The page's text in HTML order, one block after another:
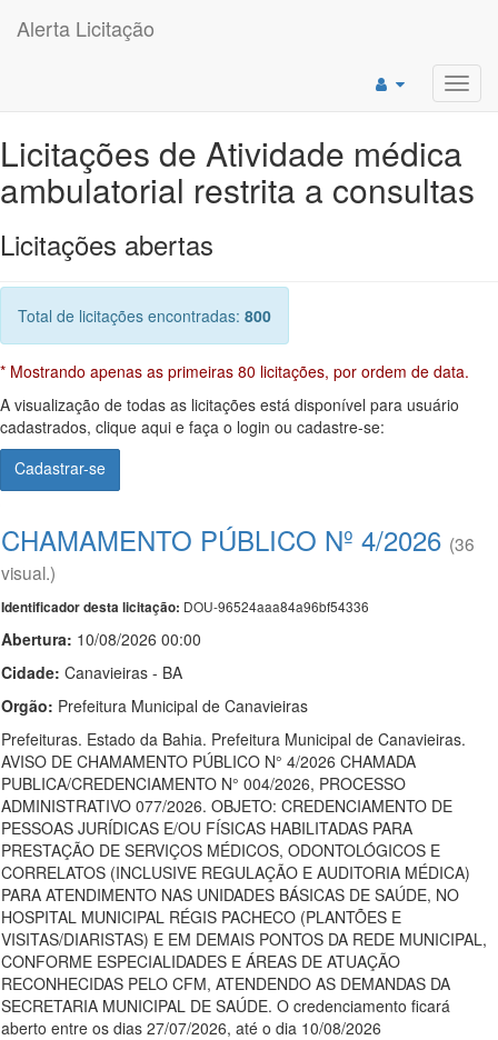
Alerta Licitação
Licitações de Atividade médica
ambulatorial restrita a consultas
Licitações abertas
Total de licitações encontradas: 800
* Mostrando apenas as primeiras 80 licitações, por ordem de data.
A visualização de todas as licitações está disponível para usuário
cadastrados, clique aqui e faça o login ou cadastre-se:
Cadastrar-se
CHAMAMENTO PÚBLICO Nº 4/2026 (36
visual.)
Identificador desta licitação: DOU-96524aaa84a96bf54336
Abertura: 10/08/2026 00:00
Cidade: Canavieiras - BA
Orgão: Prefeitura Municipal de Canavieiras
Prefeituras. Estado da Bahia. Prefeitura Municipal de Canavieiras.
AVISO DE CHAMAMENTO PÚBLICO N° 4/2026 CHAMADA
PUBLICA/CREDENCIAMENTO N° 004/2026, PROCESSO
ADMINISTRATIVO 077/2026. OBJETO: CREDENCIAMENTO DE
PESSOAS JURÍDICAS E/OU FÍSICAS HABILITADAS PARA
PRESTAÇÃO DE SERVIÇOS MÉDICOS, ODONTOLÓGICOS E
CORRELATOS (INCLUSIVE REGULAÇÃO E AUDITORIA MÉDICA)
PARA ATENDIMENTO NAS UNIDADES BÁSICAS DE SAÚDE, NO
HOSPITAL MUNICIPAL RÉGIS PACHECO (PLANTÕES E
VISITAS/DIARISTAS) E EM DEMAIS PONTOS DA REDE MUNICIPAL,
CONFORME ESPECIALIDADES E ÁREAS DE ATUAÇÃO
RECONHECIDAS PELO CFM, ATENDENDO AS DEMANDAS DA
SECRETARIA MUNICIPAL DE SAÚDE. O credenciamento ficará
aberto entre os dias 27/07/2026, até o dia 10/08/2026